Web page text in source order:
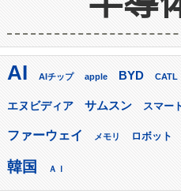
AI AIチップ apple BYD CATL
エヌビディア サムスン スマー
ファーウェイ メモリ ロボット
韓国 ＡＩ